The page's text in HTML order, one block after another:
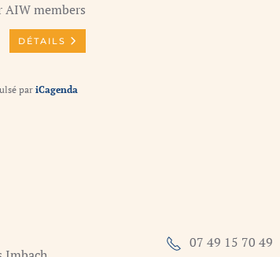
members
DÉTAILS
par iCagenda
07 49 15 70 49